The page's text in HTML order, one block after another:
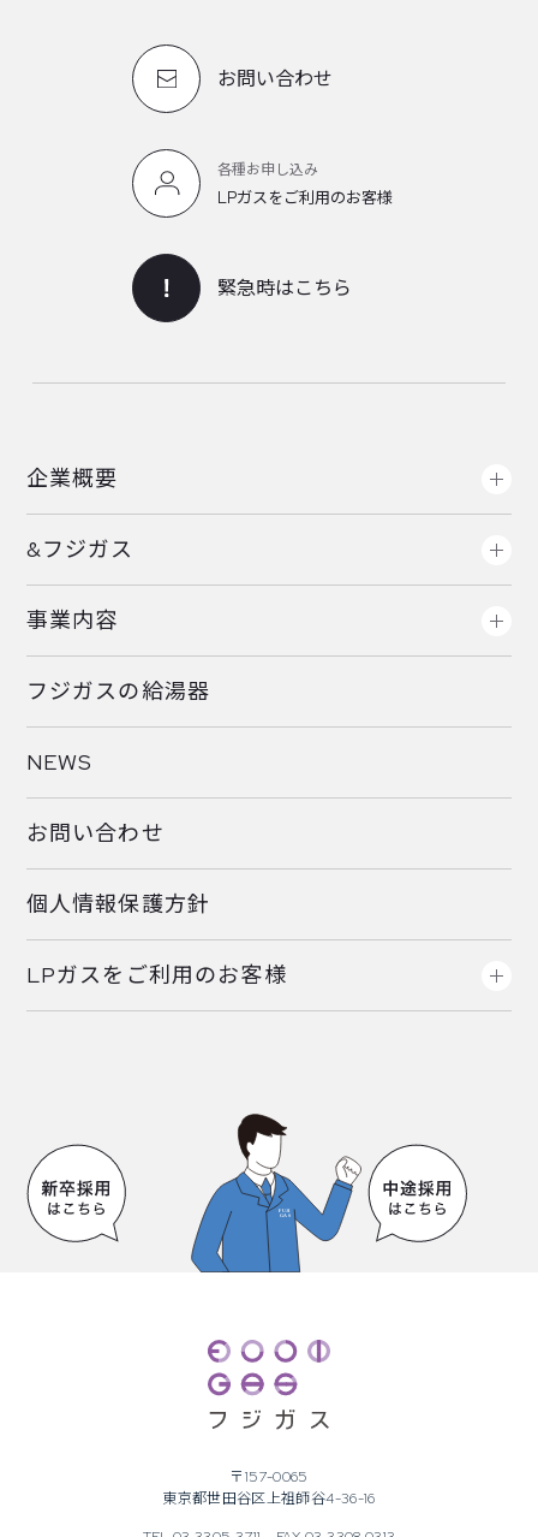
お問い合わせ
各種お申し込み
LPガスをご利用のお客様
緊急時はこちら
企業概要
&フジガス
事業内容
フジガスの給湯器
NEWS
お問い合わせ
個人情報保護方針
LPガスをご利用のお客様
〒157-0065
東京都世田谷区上祖師谷4-36-16